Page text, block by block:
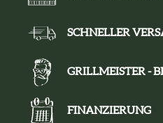
SCHNELLER
GRILLMEISTER -
FINANZIERUNG